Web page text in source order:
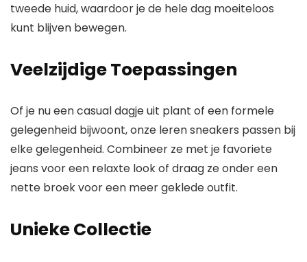
tweede huid, waardoor je de hele dag moeiteloos
kunt blijven bewegen.
Veelzijdige Toepassingen
Of je nu een casual dagje uit plant of een formele
gelegenheid bijwoont, onze leren sneakers passen bij
elke gelegenheid. Combineer ze met je favoriete
jeans voor een relaxte look of draag ze onder een
nette broek voor een meer geklede outfit.
Unieke Collectie